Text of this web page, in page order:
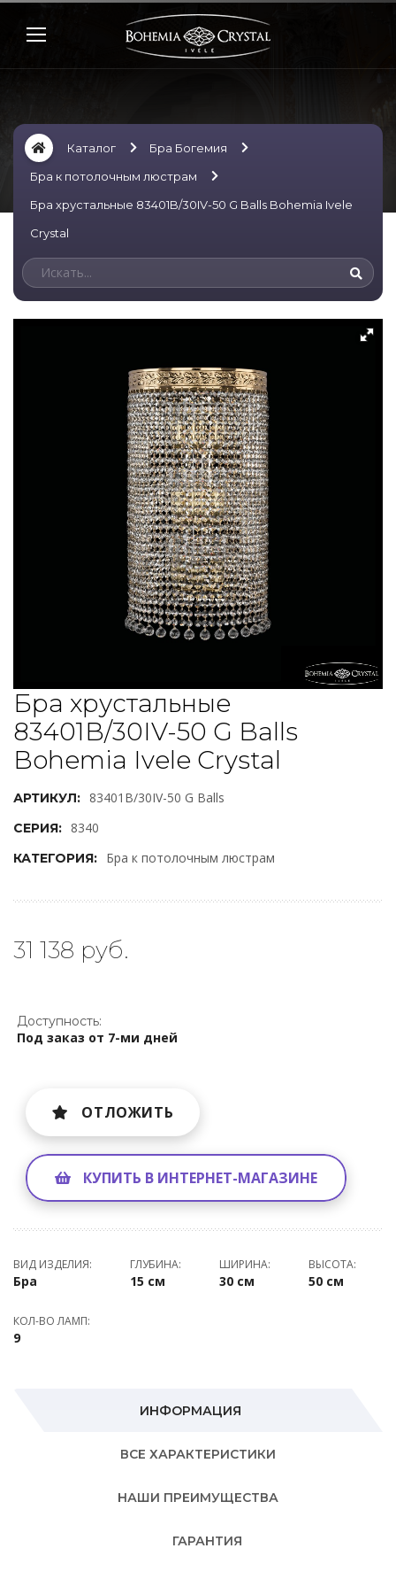
Каталог
Бра Богемия
Бра к потолочным люстрам
Бра хрустальные 83401B/30IV-50 G Balls Bohemia Ivele
Crystal
Бра хрустальные
83401B/30IV-50 G Balls
Bohemia Ivele Crystal
АРТИКУЛ: 83401B/30IV-50 G Balls
СЕРИЯ: 8340
КАТЕГОРИЯ: Бра к потолочным люстрам
31 138 руб.
Доступность:
Под заказ от 7-ми дней
ОТЛОЖИТЬ
КУПИТЬ В ИНТЕРНЕТ-МАГАЗИНЕ
ВИД ИЗДЕЛИЯ:
Бра
ГЛУБИНА:
15 см
ШИРИНА:
30 см
ВЫСОТА:
50 см
КОЛ-ВО ЛАМП:
9
ИНФОРМАЦИЯ
ВСЕ ХАРАКТЕРИСТИКИ
НАШИ ПРЕИМУЩЕСТВА
ГАРАНТИЯ